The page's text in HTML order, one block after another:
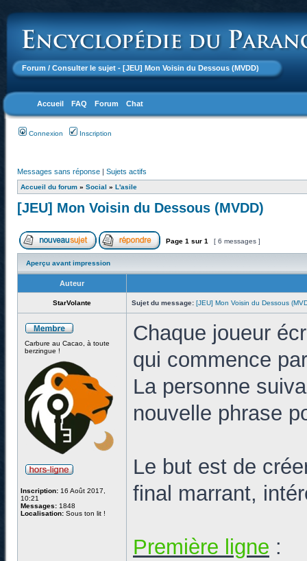
Forum / Consulter le sujet - [JEU] Mon Voisin du Dessous (MVDD)
Accueil FAQ Forum Chat
Connexion Inscription
Messages sans réponse | Sujets actifs
Accueil du forum » Social » L'asile
[JEU] Mon Voisin du Dessous (MVDD)
Page 1 sur 1 [ 6 messages ]
Aperçu avant impression
Auteur
StarVolante Sujet du message: [JEU] Mon Voisin du Dessous
Carbure au Cacao, à toute
berzingue !
Inscription: 16 Août 2017,
10:21
Messages: 1848
Localisation: Sous ton lit !
Chaque joueur
qui commence
La personne
nouvelle phrase
Le but est de
final marrant,
Première ligne :